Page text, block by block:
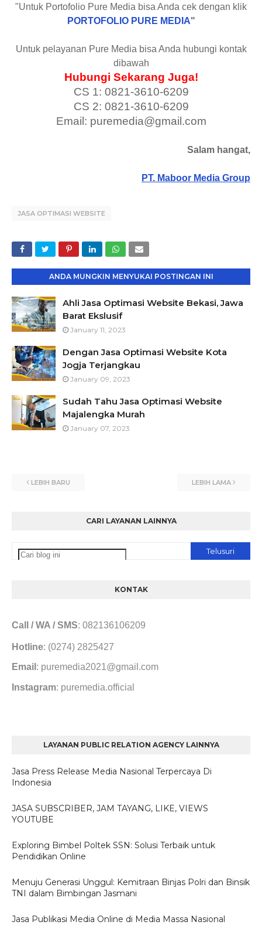
"Untuk Portofolio Pure Media bisa Anda cek dengan klik
PORTOFOLIO PURE MEDIA"
Untuk pelayanan Pure Media bisa Anda hubungi kontak
dibawah
Hubungi Sekarang Juga!
CS 1: 0821-3610-6209
CS 2: 0821-3610-6209
Email: puremedia@gmail.com
Salam hangat,
PT. Maboor Media Group
JASA OPTIMASI WEBSITE
ANDA MUNGKIN MENYUKAI POSTINGAN INI
Ahli Jasa Optimasi Website Bekasi, Jawa
Barat Ekslusif
January 11, 2023
Dengan Jasa Optimasi Website Kota
Jogja Terjangkau
January 09, 2023
Sudah Tahu Jasa Optimasi Website
Majalengka Murah
January 07, 2023
LEBIH BARU LEBIH LAMA
CARI LAYANAN LAINNYA
KONTAK
Call / WA / SMS: 082136106209
Hotline: (0274) 2825427
Email : puremedia2021@gmail.com
Instagram: puremedia.official
LAYANAN PUBLIC RELATION AGENCY LAINNYA
Jasa Press Release Media Nasional Terpercaya Di
Indonesia
JASA SUBSCRIBER, JAM TAYANG, LIKE, VIEWS
YOUTUBE
Exploring Bimbel Poltek SSN: Solusi Terbaik untuk
Pendidikan Online
Menuju Generasi Unggul: Kemitraan Binjas Polri dan Binsik
TNI dalam Bimbingan Jasmani
Jasa Publikasi Media Online di Media Massa Nasional